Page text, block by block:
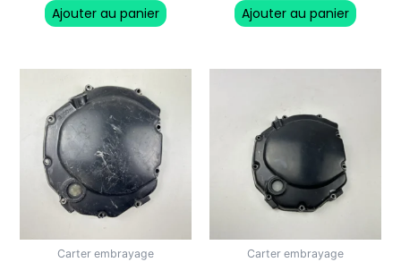
Ajouter au panier
Ajouter au panier
Carter embrayage Carter embrayage